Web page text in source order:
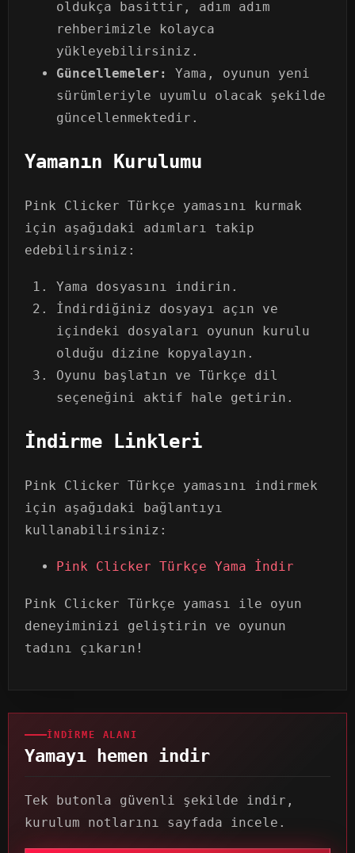
oldukça basittir, adım adım
rehberimizle kolayca
yükleyebilirsiniz.
Güncellemeler:
Yama, oyunun yeni
sürümleriyle uyumlu olacak şekilde
güncellenmektedir.
Yamanın Kurulumu
Pink Clicker Türkçe yamasını kurmak
için aşağıdaki adımları takip
edebilirsiniz:
Yama dosyasını indirin.
İndirdiğiniz dosyayı açın ve
içindeki dosyaları oyunun kurulu
olduğu dizine kopyalayın.
Oyunu başlatın ve Türkçe dil
seçeneğini aktif hale getirin.
İndirme Linkleri
Pink Clicker Türkçe yamasını indirmek
için aşağıdaki bağlantıyı
kullanabilirsiniz:
Pink Clicker Türkçe Yama İndir
Pink Clicker Türkçe yaması ile oyun
deneyiminizi geliştirin ve oyunun
tadını çıkarın!
İNDIRME ALANI
Yamayı hemen indir
Tek butonla güvenli şekilde indir,
kurulum notlarını sayfada incele.